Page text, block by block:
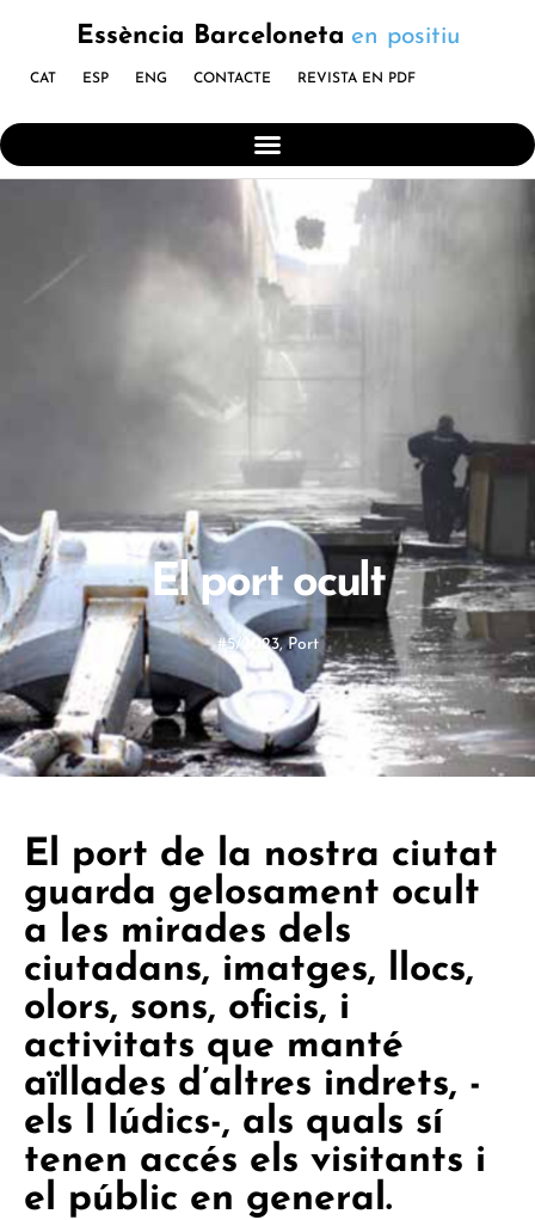
Essència Barceloneta en positiu
CAT ESP ENG CONTACTE REVISTA EN PDF
El port ocult
#5/2023,Port
El port de la nostra ciutat
guarda gelosament ocult
a les mirades dels
ciutadans, imatges, llocs,
olors, sons, oficis, i
activitats que manté
aïllades d’altres indrets, -
els l lúdics-, als quals sí
tenen accés els visitants i
el públic en general.